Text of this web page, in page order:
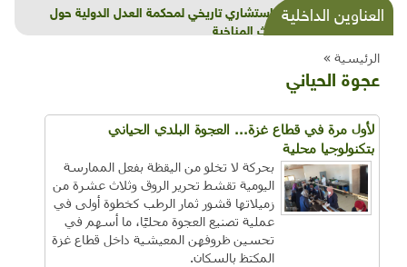
العناوين الداخليةشذرات بيئية وتنموية...بنية تحتية وحلويات قبيحة
وحاكورة ونوبل وزيتون و"سيباط"
الرئيسية »
عجوة الحياني
لأول مرة في قطاع غزة... العجوة البلدي الحياني
بتكنولوجيا محلية
بحركة لا تخلو من اليقظة بفعل الممارسة
اليومية تقشط تحرير الروق وثلاث عشرة من
زميلاتها قشور ثمار الرطب كخطوة أولى في
عملية تصنيع العجوة محليًا، ما أسهم في
تحسين ظروفهن المعيشية داخل قطاع غزة
المكتظ بالسكان.